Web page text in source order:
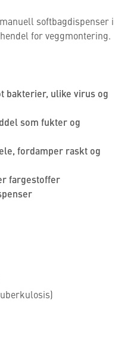
softbagdispenser i
for veggmontering.
bakterier, ulike virus og
som fukter og
fordamper raskt og
fargestoffer